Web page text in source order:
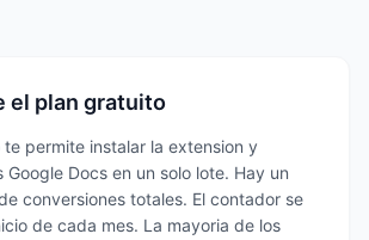
el plan gratuito
permite instalar la extension y
Docs en un solo lote. Hay un
conversiones totales. El contador se
de cada mes. La mayoria de los